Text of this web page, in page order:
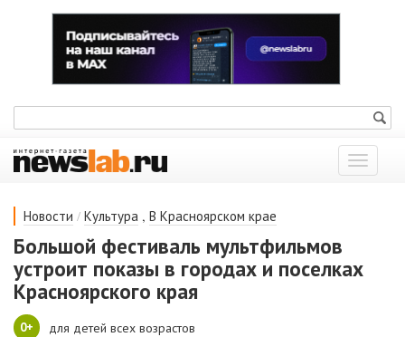
Показать
меню
Новости / Культура , В Красноярском крае
Большой фестиваль мультфильмов
устроит показы в городах и поселках
Красноярского края
0+ для детей всех возрастов